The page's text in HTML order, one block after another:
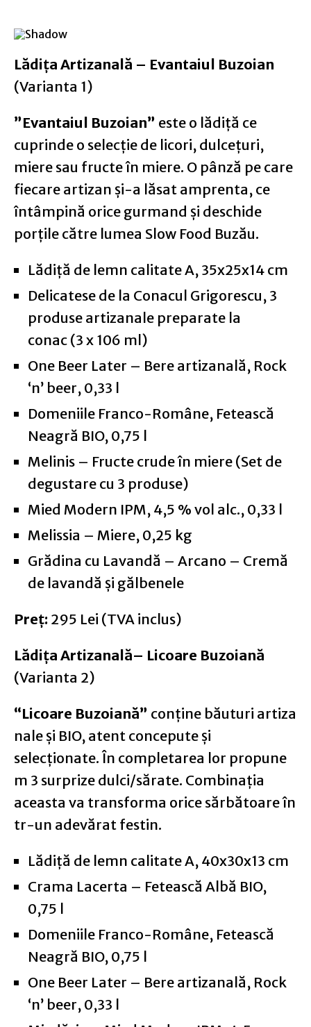
Lădița Artizanală – Evantaiul Buzoian
(Varianta 1)
”Evantaiul Buzoian” este o lădiță ce
cuprinde o selecție de licori, dulcețuri,
miere sau fructe în miere. O pânză pe care
fiecare artizan și-a lăsat amprenta, ce
întâmpină orice gurmand și deschide
porțile către lumea Slow Food Buzău.
Lădiță de lemn calitate A, 35x25x14 cm
Delicatese de la Conacul Grigorescu, 3
produse artizanale preparate la
conac (3 x 106 ml)
One Beer Later – Bere artizanală, Rock
‘n’ beer, 0,33 l
Domeniile Franco-Române, Fetească
Neagră BIO, 0,75 l
Melinis – Fructe crude în miere (Set de
degustare cu 3 produse)
Mied Modern IPM, 4,5 % vol alc., 0,33 l
Melissia – Miere, 0,25 kg
Grădina cu Lavandă – Arcano – Cremă
de lavandă și gălbenele
Preț: 295 Lei (TVA inclus)
Lădița Artizanală– Licoare Buzoiană
(Varianta 2)
“Licoare Buzoiană” conține băuturi artiza
nale și BIO, atent concepute și
selecționate. În completarea lor propune
m 3 surprize dulci/sărate. Combinația
aceasta va transforma orice sărbătoare în
tr-un adevărat festin.
Lădiță de lemn calitate A, 40x30x13 cm
Crama Lacerta – Fetească Albă BIO,
0,75 l
Domeniile Franco-Române, Fetească
Neagră BIO, 0,75 l
One Beer Later – Bere artizanală, Rock
‘n’ beer, 0,33 l